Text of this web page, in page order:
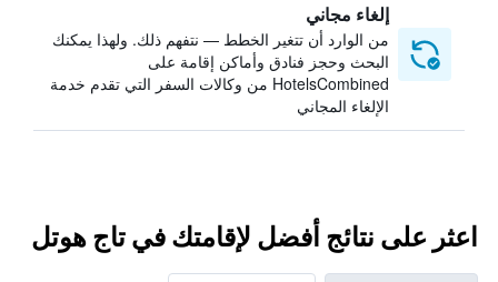
إلغاء مجاني
من الوارد أن تتغير الخطط — نتفهم ذلك. ولهذا يمكنك
البحث وحجز فنادق وأماكن إقامة على
HotelsCombined من وكالات السفر التي تقدم خدمة
الإلغاء المجاني
اعثر على نتائج أفضل لإقامتك في تاج هوتل